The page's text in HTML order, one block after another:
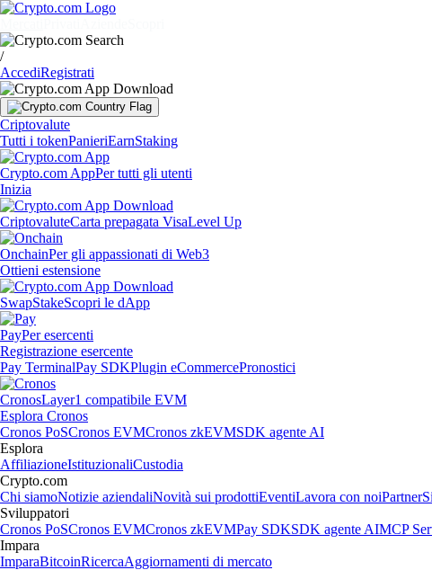
/
AccediRegistrati
Criptovalute
Tutti i tokenPanieriEarnStaking
Crypto.com AppPer tutti gli utenti
Inizia
CriptovaluteCarta prepagata VisaLevel Up
OnchainPer gli appassionati di Web3
Ottieni estensione
SwapStakeScopri le dApp
PayPer esercenti
Registrazione esercente
Pay TerminalPay SDKPlugin eCommercePronostici
CronosLayer1 compatibile EVM
Esplora Cronos
Cronos PoSCronos EVMCronos zkEVMSDK agente AI
Esplora
AffiliazioneIstituzionaliCustodia
Crypto.com
Chi siamoNotizie aziendaliNovità sui prodottiEventiLavora con noiPartner
Sviluppatori
Cronos PoSCronos EVMCronos zkEVMPay SDKSDK agente AIMCP
Impara
ImparaBitcoinRicercaAggiornamenti di mercato